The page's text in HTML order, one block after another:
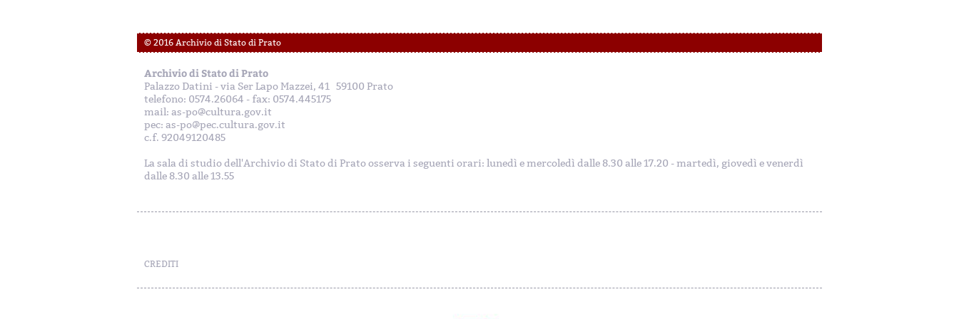
© 2016 Archivio di Stato di Prato
Archivio di Stato di Prato
Palazzo Datini - via Ser Lapo Mazzei, 41 59100 Prato
telefono: 0574.26064 - fax: 0574.445175
mail: as-po@cultura.gov.it
pec: as-po@pec.cultura.gov.it
c.f. 92049120485
La sala di studio dell'Archivio di Stato di Prato osserva i seguenti orari: lunedì e mercoledì dalle 8.30 alle 17.20 - martedì, giovedì e venerdì
dalle 8.30 alle 13.55
CREDITI